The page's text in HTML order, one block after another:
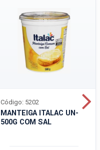
MANTEIGA ITALAC UN-
500G COM SAL
Código: 5202